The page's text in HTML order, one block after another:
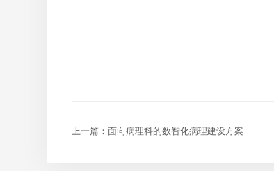
上一篇：面向病理科的数智化病理建设方案